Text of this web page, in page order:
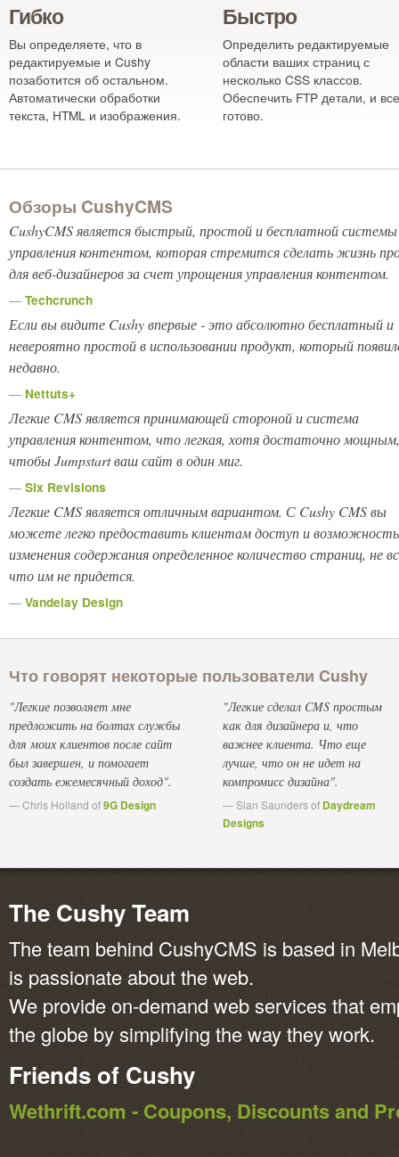
Гибко
Вы определяете, что в
редактируемые и Cushy
позаботится об остальном.
Автоматически обработки
текста, HTML и изображения.
Быстро
Определить редактируемые
области ваших страниц с
несколько CSS классов.
Обеспечить FTP детали, и все
готово.
Обзоры CushyCMS
CushyCMS является быстрый, простой и бесплатной системы
управления контентом, которая стремится сделать жизнь
для веб-дизайнеров за счет упрощения управления контентом.
— Techcrunch
Если вы видите Cushy впервые - это абсолютно бесплатный и
невероятнопростой в использовании продукт, который
недавно.
— Nettuts+
Легкие CMS является принимающей стороной и система
управления контентом, что легкая, хотя достаточно мощным,
чтобы Jumpstart ваш сайт в один миг.
— Six Revisions
Легкие CMS является отличным вариантом. С Cushy CMS вы
можете легко предоставить клиентам доступ и возможность
изменения содержания определенное количество страниц, не
что им не придется.
— Vandelay Design
Что говорят некоторые пользователи Cushy
"Легкие позволяет мне
предложить на болтах службы
для моих клиентов после сайт
был завершен, и помогает
создать ежемесячный доход".
— Chris Holland of9G Design
"Легкие сделал CMS простым
как для дизайнера и, что
важнее клиента. Что еще
лучше, что он не идет на
компромисс дизайна".
— Sian Saunders of Daydream
Designs
The Cushy Team
The team behind CushyCMS is based in
is passionate about the web.
We provide on-demand web services that
the globe by simplifying the way they work.
Friends of Cushy
Wethrift.com - Coupons, Discounts and